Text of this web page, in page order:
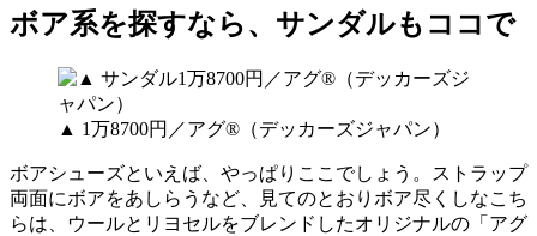
ボア系を探すなら、サンダルもココで
▲ 1万8700円／アグ®（デッカーズジャパン）
ボアシューズといえば、やっぱりここでしょう。ストラップ
両面にボアをあしらうなど、見てのとおりボア尽くしなこち
らは、ウールとリヨセルをブレンドしたオリジナルの「アグ